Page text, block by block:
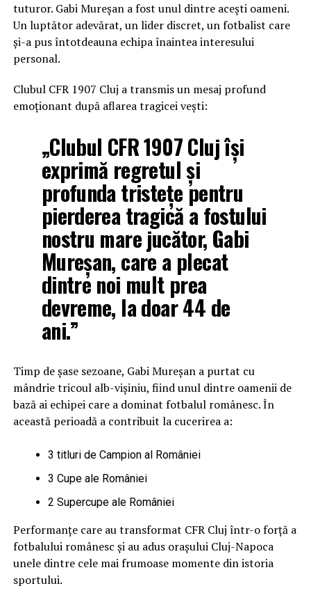
tuturor. Gabi Mureșan a fost unul dintre acești oameni.
Un luptător adevărat, un lider discret, un fotbalist care
și-a pus întotdeauna echipa înaintea interesului
personal.
Clubul CFR 1907 Cluj a transmis un mesaj profund
emoționant după aflarea tragicei vești:
„Clubul CFR 1907 Cluj își
exprimă regretul și
profunda tristețe pentru
pierderea tragică a fostului
nostru mare jucător, Gabi
Mureșan, care a plecat
dintre noi mult prea
devreme, la doar 44 de
ani.”
Timp de șase sezoane, Gabi Mureșan a purtat cu
mândrie tricoul alb-vișiniu, fiind unul dintre oamenii de
bază ai echipei care a dominat fotbalul românesc. În
această perioadă a contribuit la cucerirea a:
3 titluri de Campion al României
3 Cupe ale României
2 Supercupe ale României
Performanțe care au transformat CFR Cluj într-o forță a
fotbalului românesc și au adus orașului Cluj-Napoca
unele dintre cele mai frumoase momente din istoria
sportului.